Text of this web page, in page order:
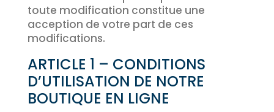
toute modification constitue une
acception de votre part de ces
modifications.
ARTICLE 1 – CONDITIONS
D’UTILISATION DE NOTRE
BOUTIQUE EN LIGNE